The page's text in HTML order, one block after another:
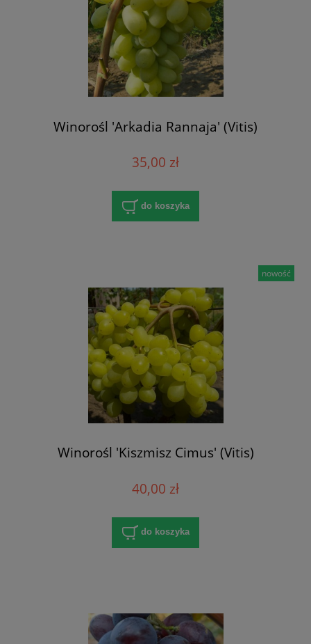
Winorośl 'Arkadia Rannaja' (Vitis)
35,00 zł
do koszyka
Winorośl 'Kiszmisz Cimus' (Vitis)
40,00 zł
do koszyka
nowość